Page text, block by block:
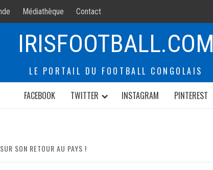
Médiathèque Contact
IRISFOOTBALL.COM
LE PORTAIL DU FOOTBALL CONGOLAIS
FACEBOOK
TWITTER INSTAGRAM PINTEREST
SON RETOUR AU PAYS !